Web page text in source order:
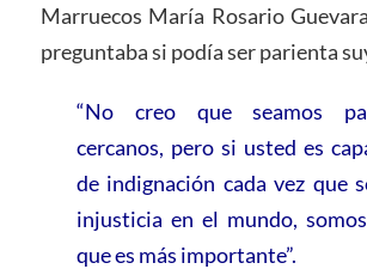
Marruecos María Rosario
preguntaba si podía ser parienta
“No creo que seamos
cercanos, pero si usted es
de indignación cada vez que
injusticia en el mundo,
que es más importante”.